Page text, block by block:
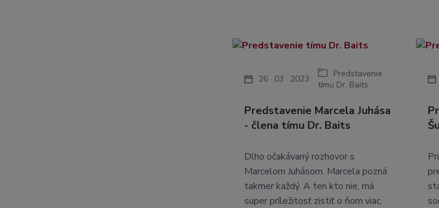
Predstavenie Marcela Juhása
- člena tímu Dr. Baits
26 03 2023
Predstavenie
tímu Dr. Baits
Dlho očakávaný rozhovor s
Marcelom Juhásom. Marcela pozná
takmer každý. A ten kto nie, má
super príležitosť zistiť o ňom viac.